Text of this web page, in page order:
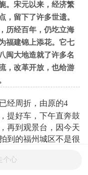
。宋元以来，经济繁
，留下了许多世遗。
历经百年，仍圪立海
福建锦上添花。它七
闽大地造就了许多名
，改革开放，也给游
经周折，由原的4
提好车，下午直奔鼓
再到观景台，因今天
到的福州城区不是很
。始建于唐建中四年
个心